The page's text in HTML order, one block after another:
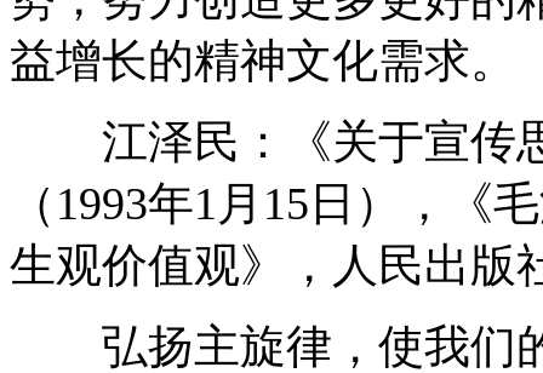
益增长的精神文化需求。
江泽民：《关于宣传
（1993年1月15日），《
生观价值观》，人民出版
弘扬主旋律，使我们